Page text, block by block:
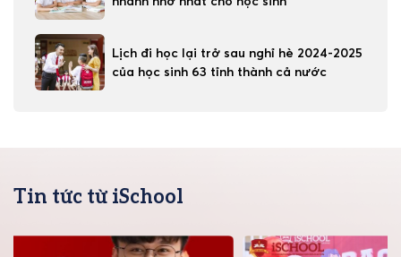
Lịch đi học lại trở sau nghỉ hè 2024-2025
của học sinh 63 tỉnh thành cả nước
Tin tức từ iSchool